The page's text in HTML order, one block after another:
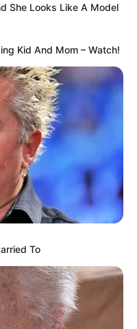
કરો
She Looks Like A Model
Kid And Mom – Watch!
To